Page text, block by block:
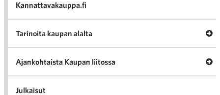
Kannattavakauppa.fi
Tarinoita kaupan alalta
Ajankohtaista Kaupan liitossa
Julkaisut